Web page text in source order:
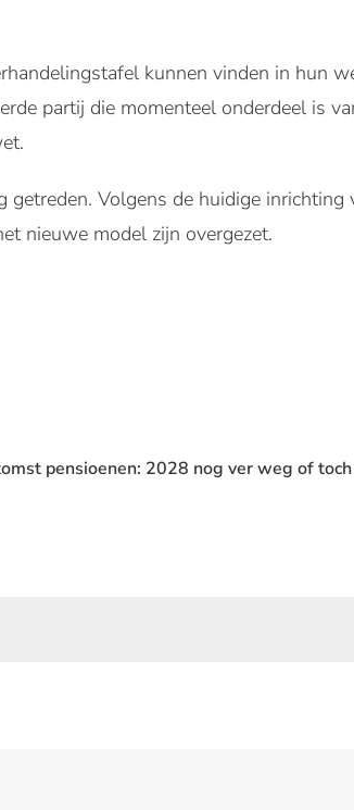
kunnen vinden in hun
partij die momenteel onderdeel is
Volgens de huidige inrichting
nieuwe model zijn overgezet.
pensioenen: 2028 nog ver weg of